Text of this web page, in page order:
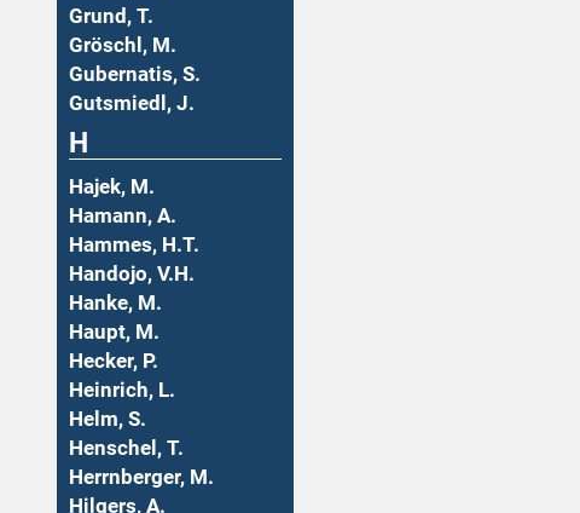
Grund, T.
Gröschl, M.
Gubernatis, S.
Gutsmiedl, J.
H
Hajek, M.
Hamann, A.
Hammes, H.T.
Handojo, V.H.
Hanke, M.
Haupt, M.
Hecker, P.
Heinrich, L.
Helm, S.
Henschel, T.
Herrnberger, M.
Hilgers, A.